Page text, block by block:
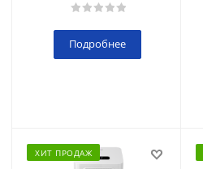
Подробнее
ХИТ ПРОДАЖ